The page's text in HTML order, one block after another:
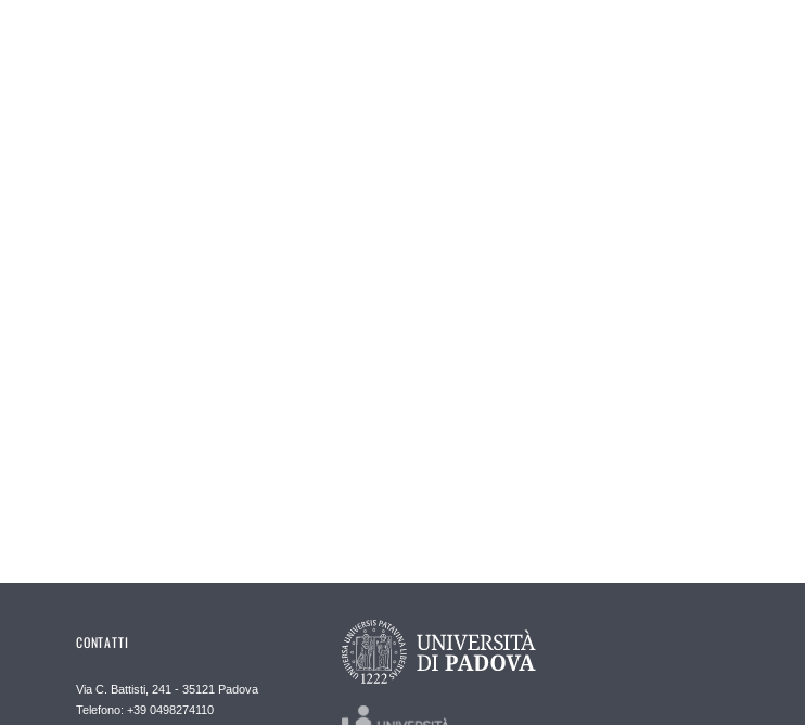
CONTATTI
Via C. Battisti, 241 - 35121 Padova
Telefono: +39 0498274110